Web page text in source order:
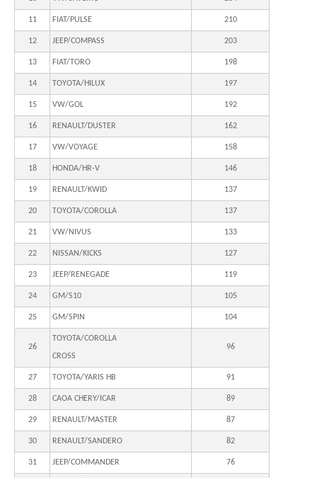
11 FIAT/PULSE 210
12 JEEP/COMPASS 203
13 FIAT/TORO 198
14 TOYOTA/HILUX 197
15 VW/GOL 192
16 RENAULT/DUSTER 162
17 VW/VOYAGE 158
18 HONDA/HR-V 146
19 RENAULT/KWID 137
20 TOYOTA/COROLLA 137
21 VW/NIVUS 133
22 NISSAN/KICKS 127
23 JEEP/RENEGADE 119
24 GM/S10 105
25 GM/SPIN 104
26
TOYOTA/COROLLA
CROSS
96
27 TOYOTA/YARIS HB 91
28 CAOA CHERY/ICAR 89
29 RENAULT/MASTER 87
30 RENAULT/SANDERO 82
31 JEEP/COMMANDER 76